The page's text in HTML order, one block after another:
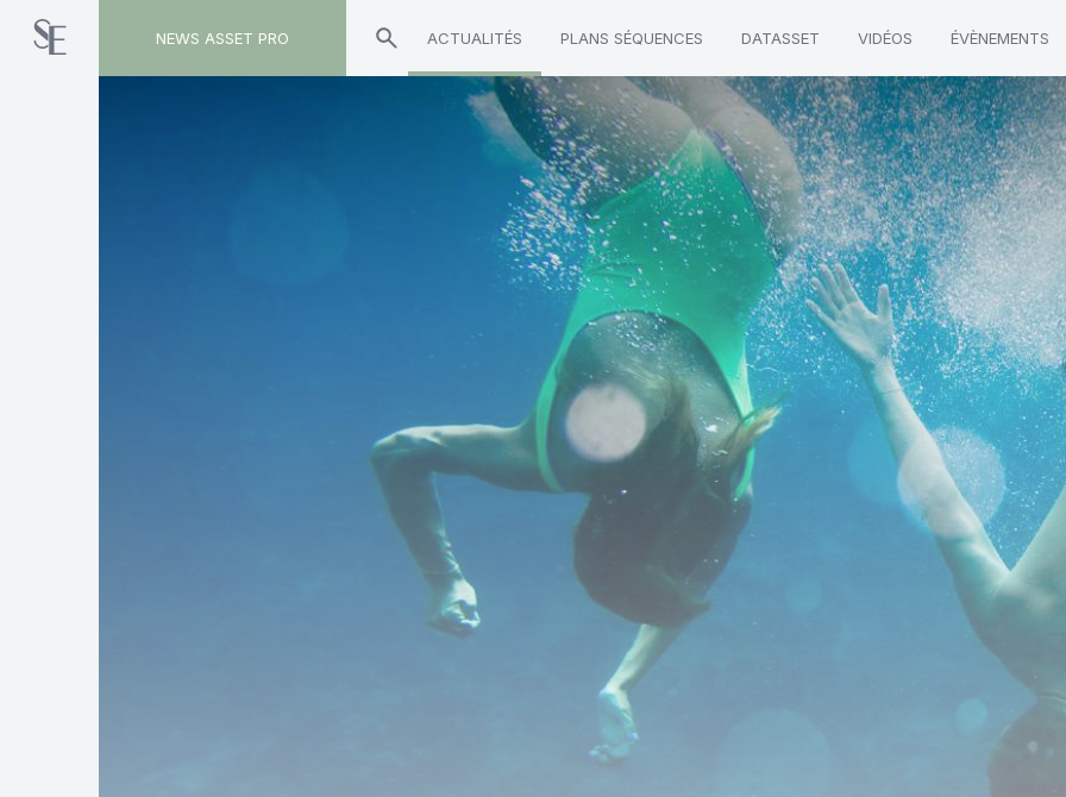
NEWS ASSET PRO ACTUALITÉS PLANS SÉQUENCES DATASSET VIDÉOS ÉVÈNEMENTS
Toute l'actualité sur le tag "Crédit Mutuel"